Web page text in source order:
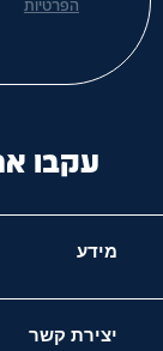
הפרטיות
מידע
יצירת קשר
עקבו